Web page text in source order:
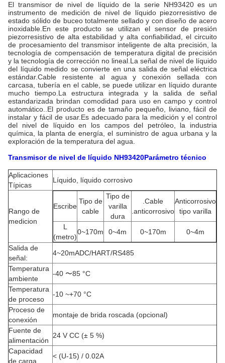
El transmisor de nivel de líquido de la serie NH93420 es un
instrumento de medición de nivel de líquido piezorresistivo de
estado sólido de buceo totalmente sellado y con diseño de acero
inoxidable.En este producto se utilizan el sensor de presión
piezorresistivo de alta estabilidad y alta confiabilidad, el circuito
de procesamiento del transmisor inteligente de alta precisión, la
tecnología de compensación de temperatura digital de precisión
y la tecnología de corrección no lineal.La señal de nivel de líquido
del líquido medido se convierte en una salida de señal eléctrica
estándar.Cable resistente al agua y conexión sellada con
carcasa, tubería en el cable, se puede utilizar en líquido durante
mucho tiempo.La estructura integrada y la salida de señal
estandarizada brindan comodidad para uso en campo y control
automático..El producto es de tamaño pequeño, liviano, fácil de
instalar y fácil de usar.Es adecuado para la medición y el control
del nivel de líquido en los campos del petróleo, la industria
química, la planta de energía, el suministro de agua urbana y la
exploración de la temperatura del agua.
Transmisor de nivel de líquido NH93420Parámetro técnico
Aplicaciones
Típicas
Líquido, líquido corrosivo
Rango de
medicion
Escribe
Tipo de
cable
Tipo de
varilla
dura
.Cable
.anticorrosivo
Anticorrosivo
tipo varilla
L
(metro)
0~170m 0~4m 0~170m
0~4m
Salida de
señal:
4~20mADC/HART/RS485
Temperatura
ambiente
-40 〜85 °C
Temperatura
de proceso
-10 ~+70 °C
Proceso de
conexión
montaje de brida roscada (opcional)
Fuente de
alimentación
24 V CC (± 5 %)
Capacidad
de carga
< (U-15) / 0.02A